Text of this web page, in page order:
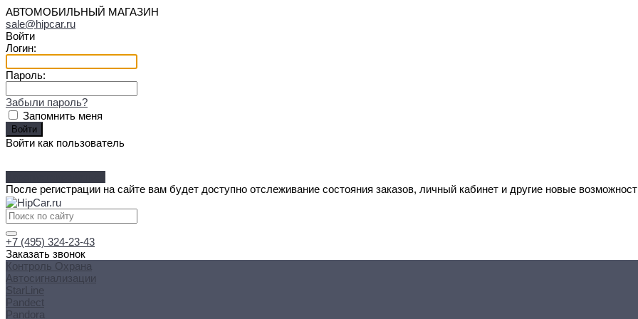
АВТОМОБИЛЬНЫЙ МАГАЗИН
sale@hipcar.ru
Войти
Логин:
Пароль:
Забыли пароль?
Запомнить меня
Войти как пользователь
После регистрации на сайте вам будет доступно отслеживание состояния заказов, личный кабинет и другие новые
+7 (495) 324-23-43
Заказать звонок
Контроль Охрана
Автосигнализации
StarLine
Pandect
Pandora